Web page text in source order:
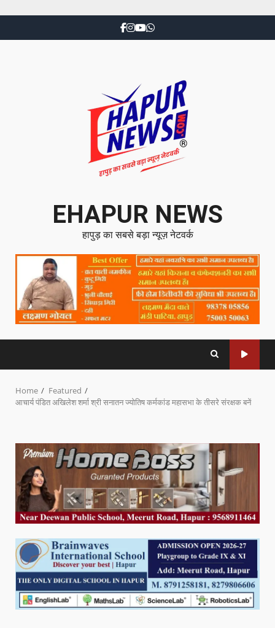
EHAPUR NEWS
हापुड़ का सबसे बड़ा न्यूज़ नेटवर्क
Home
Featured
आचार्य पंडित अखिलेश शर्मा श्री सनातन ज्योतिष कर्मकांड महासभा के तीसरे संरक्षक बनें